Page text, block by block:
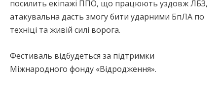
посилить екіпажі ППО, що працюють уздовж ЛБЗ,
атакувальна дасть змогу бити ударними БпЛА по
техніці та живій силі ворога.
Фестиваль відбудеться за підтримки
Міжнародного фонду «Відродження».